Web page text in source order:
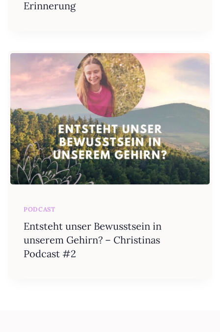
Erinnerung
PODCAST
Entsteht unser Bewusstsein in
unserem Gehirn? – Christinas
Podcast #2